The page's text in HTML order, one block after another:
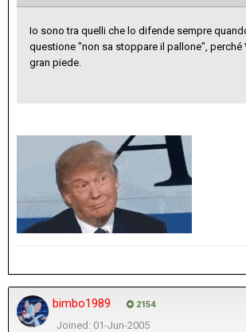
Io sono tra quelli che lo difende sempre
questione "non sa stoppare il pallone", perché
gran piede.
bimbo1989 2154
Joined: 01-Jun-2005